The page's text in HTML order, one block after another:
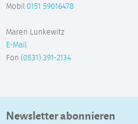
Mobil 0151 59016478
Maren Lunkewitz
E-Mail
Fon (0531) 391-2134
Newsletter abonnieren